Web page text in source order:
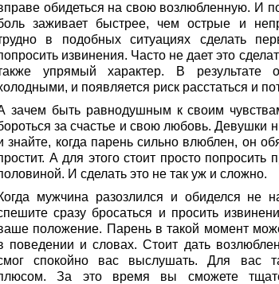
обидеться на свою возлюбленную. И
заживает быстрее, чем острые и
в подобных ситуациях сделать
извинения. Часто не дает это
упрямый характер. В результате
и появляется риск расстаться и
зачем быть равнодушным к своим
за счастье и свою любовь. Девушки
знайте, когда парень сильно влюблен, он
А для этого стоит просто
И сделать это не так уж и сложно.
мужчина разозлился и обиделся не
сразу бросаться и просить
положение. Парень в такой момент
поведении и словах. Стоит дать
спокойно вас выслушать. Для вас
За это время вы сможете